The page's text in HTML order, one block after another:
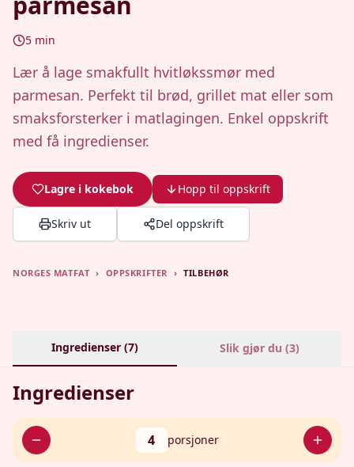
5 min
Lær å lage smakfullt hvitløkssmør med
parmesan. Perfekt til brød, grillet mat eller som
smaksforsterker i matlagingen. Enkel oppskrift
med få ingredienser.
Lagre i kokebok Hopp til oppskrift
Skriv ut Del oppskrift
NORGES MATFAT › OPPSKRIFTER › TILBEHØR
Ingredienser (7) Slik gjør du (3)
Ingredienser
4 porsjoner